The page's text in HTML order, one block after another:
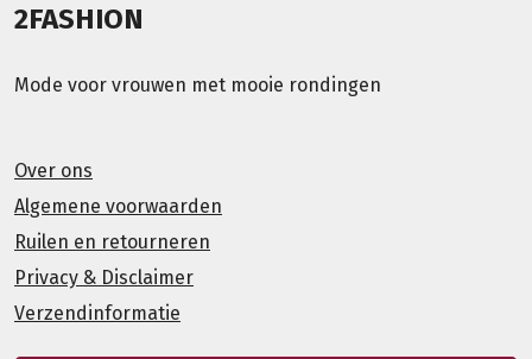
2FASHION
Mode voor vrouwen met mooie rondingen
Over ons
Algemene voorwaarden
Ruilen en retourneren
Privacy & Disclaimer
Verzendinformatie